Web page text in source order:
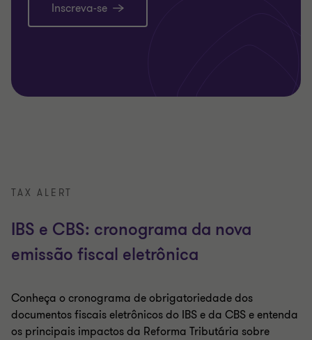
Inscreva-se
TAX ALERT
IBS e CBS: cronograma da nova
emissão fiscal eletrônica
Conheça o cronograma de obrigatoriedade dos
documentos fiscais eletrônicos do IBS e da CBS e entenda
os principais impactos da Reforma Tributária sobre